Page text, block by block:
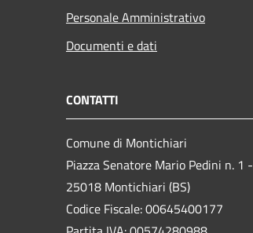
Personale Amministrativo
Documenti e dati
CONTATTI
Comune di Montichiari
Piazza Senatore Mario Pedini n. 1 -
25018 Montichiari (BS)
Codice Fiscale: 00645400177